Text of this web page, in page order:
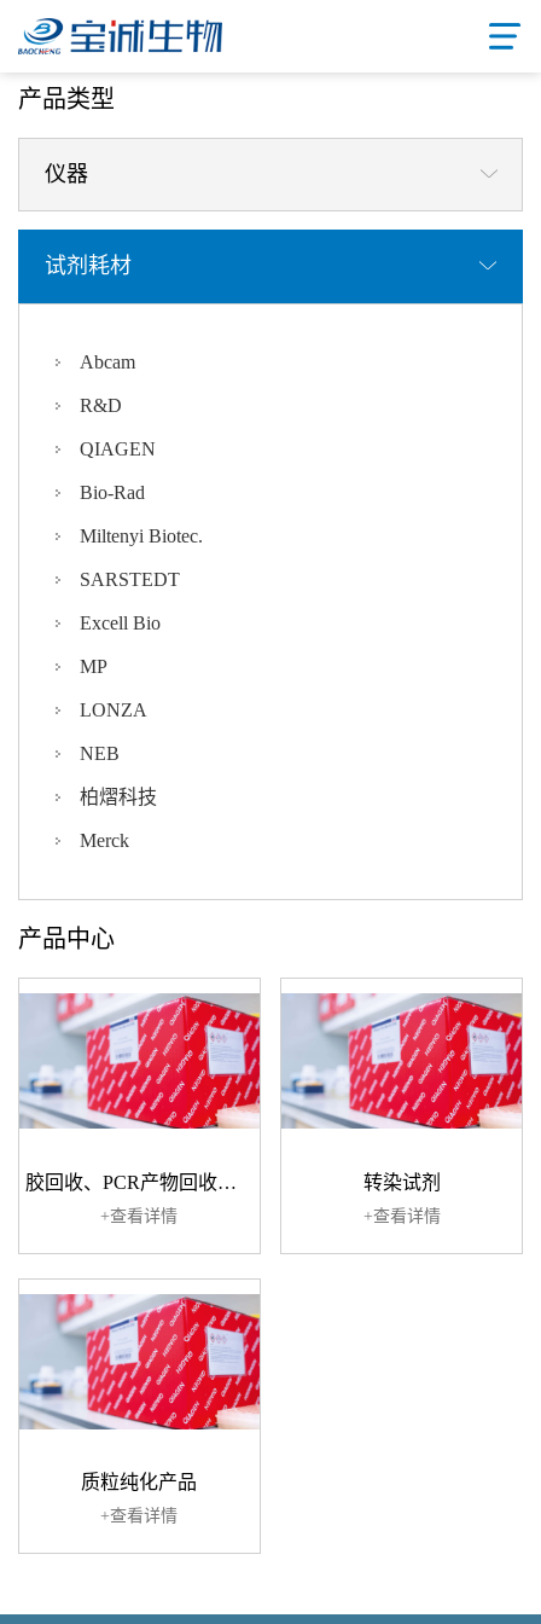
首页/ 产品中心
产品类型
仪器
试剂耗材
Abcam
R&D
QIAGEN
Bio-Rad
Miltenyi Biotec.
SARSTEDT
Excell Bio
MP
LONZA
NEB
柏熠科技
Merck
产品中心
胶回收、PCR产物回收产品
+查看详情
转染试剂
+查看详情
质粒纯化产品
+查看详情